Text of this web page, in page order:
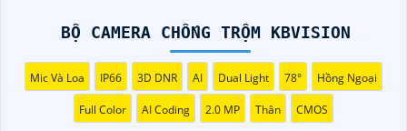
tư vấn chuyên nghiệp về giải pháp an ninh cần thiết!"
Hy vọng những câu giới thiệu trên sẽ giúp bạn thành công
trong việc tiếp cận khách hàng và tăng cơ hội bán hàng
của bạn. Nếu có bất kỳ yêu cầu hay câu hỏi nào khác, bạn
có thể chia sẻ để tôi hỗ trợ bạn tốt hơn!
BỘ CAMERA CHỐNG TRỘM KBVISION
Mic Và Loa IP66 3D DNR AI Dual Light 78° Hồng Ngoại
Full Color AI Coding 2.0 MP Thân CMOS